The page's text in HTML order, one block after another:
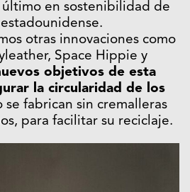
en sostenibilidad de
estadounidense.
otras innovaciones como
Space Hippie y
objetivos de esta
la circularidad de los
se fabrican sin cremalleras
para facilitar su reciclaje.